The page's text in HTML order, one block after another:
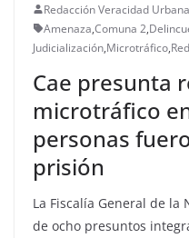
Redacción Veracidad Urbana
Amenaza,Comuna 2,
Judicialización,Microtráfico,Red
Cae presunta
microtráfico
personas
prisión
La Fiscalía General de
de ocho presuntos